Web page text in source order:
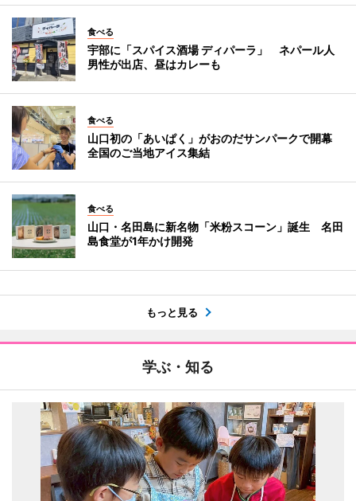
食べる
宇部に「スパイス酒場 ディパーラ」 ネパール人
男性が出店、昼はカレーも
食べる
山口初の「あいぱく」がおのだサンパークで開幕
全国のご当地アイス集結
食べる
山口・名田島に新名物「米粉スコーン」誕生 名田
島食堂が1年かけ開発
もっと見る
学ぶ・知る